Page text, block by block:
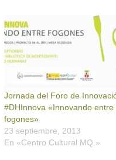
Jornada del Foro de
#DHInnova «Innovando entre
fogones»
23 septiembre, 2013
En «Centro Cultural MQ.»